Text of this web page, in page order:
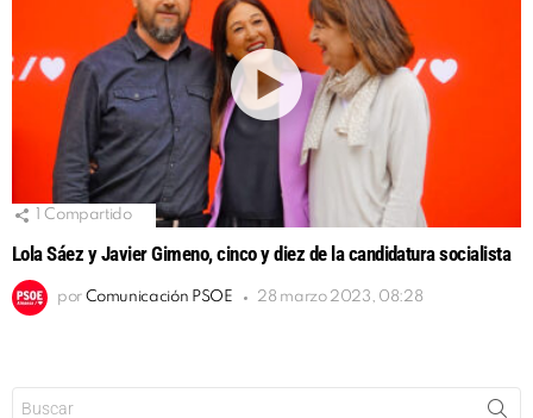
Compartido
Lola Sáez y Javier Gimeno, cinco y diez de la candidatura socialista
por Comunicación PSOE 28 marzo 2023, 08:28